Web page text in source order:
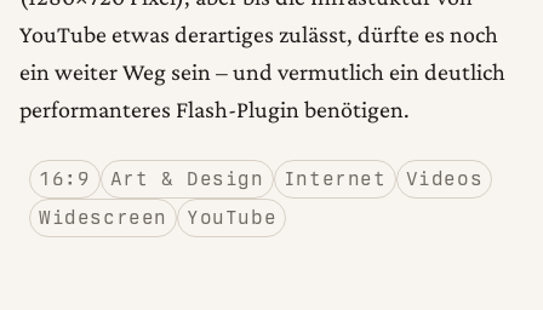
YouTube etwas derartiges zulässt, dürfte es noch
ein weiter Weg sein – und vermutlich ein deutlich
performanteres Flash-Plugin benötigen.
16:9 Art & Design Internet
Videos
Widescreen
YouTube